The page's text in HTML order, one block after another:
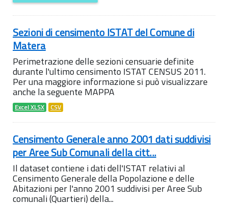
Sezioni di censimento ISTAT del Comune di
Matera
Perimetrazione delle sezioni censuarie definite
durante l'ultimo censimento ISTAT CENSUS 2011.
Per una maggiore informazione si può visualizzare
anche la seguente MAPPA
Excel XLSX CSV
Censimento Generale anno 2001 dati suddivisi
per Aree Sub Comunali della citt...
Il dataset contiene i dati dell'ISTAT relativi al
Censimento Generale della Popolazione e delle
Abitazioni per l'anno 2001 suddivisi per Aree Sub
comunali (Quartieri) della...